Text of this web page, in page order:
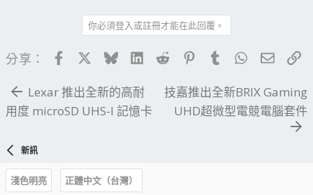
你必須登入或註冊才能在此回覆。
分享： FacebookBlueskyLinkedIn
Reddit PinterestTumblrWhatsApp
電子
Lexar 推出全新的高耐
用度 microSD UHS-I 記憶卡
技嘉推出全新BRIX Gaming
UHD超微型電競電腦套件
新訊
淺色明亮
正體中文（台灣）